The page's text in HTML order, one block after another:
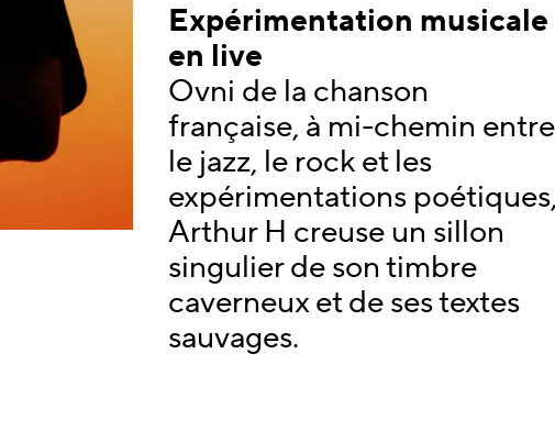
Expérimentation musicale
en live
Ovni de la chanson
française, à mi-chemin entre
le jazz, le rock et les
expérimentations poétiques,
Arthur H creuse un sillon
singulier de son timbre
caverneux et de ses textes
sauvages.